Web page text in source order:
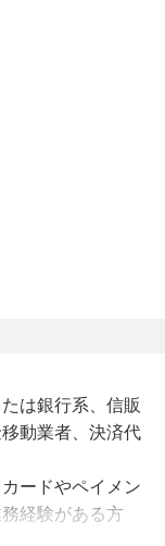
を提供し続ける
の変革期におい
シュレスや決済
た企画・システ
や融資情報など
自の価値を持つ
決済ビジネスの
。
、休憩時間60
は銀行系、信販
動業者、決済代
ードやペイメン
経験がある方